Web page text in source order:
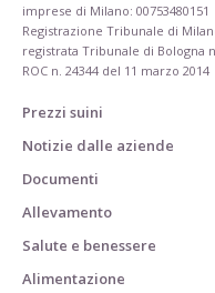
imprese di Milano: 00753480151
Registrazione Tribunale di
registrata Tribunale di Bologna
ROC n. 24344 del 11 marzo 2014
Prezzi suini
Notizie dalle aziende
Documenti
Allevamento
Salute e benessere
Alimentazione